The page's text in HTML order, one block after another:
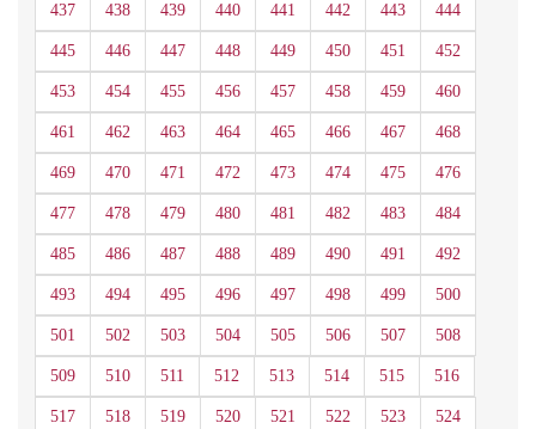
437 438 439 440 441 442 443 444
445 446 447 448 449 450 451 452
453 454 455 456 457 458 459 460
461 462 463 464 465 466 467 468
469 470 471 472 473 474 475 476
477 478 479 480 481 482 483 484
485 486 487 488 489 490 491 492
493 494 495 496 497 498 499 500
501 502 503 504 505 506 507 508
509 510 511 512 513 514 515 516
517 518 519 520 521 522 523 524